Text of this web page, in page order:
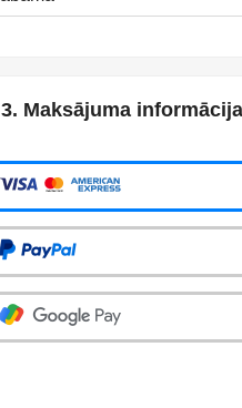
3. Maksājuma informācija